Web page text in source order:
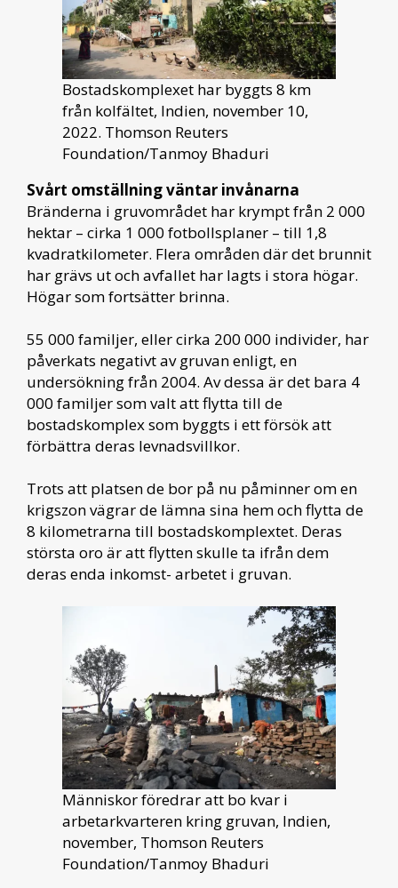
Bostadskomplexet har byggts 8 km
från kolfältet, Indien, november 10,
2022. Thomson Reuters
Foundation/Tanmoy Bhaduri
Svårt omställning väntar invånarna
Bränderna i gruvområdet har krympt från 2 000
hektar – cirka 1 000 fotbollsplaner – till 1,8
kvadratkilometer. Flera områden där det brunnit
har grävs ut och avfallet har lagts i stora högar.
Högar som fortsätter brinna.
55 000 familjer, eller cirka 200 000 individer, har
påverkats negativt av gruvan enligt, en
undersökning från 2004. Av dessa är det bara 4
000 familjer som valt att flytta till de
bostadskomplex som byggts i ett försök att
förbättra deras levnadsvillkor.
Trots att platsen de bor på nu påminner om en
krigszon vägrar de lämna sina hem och flytta de
8 kilometrarna till bostadskomplextet. Deras
största oro är att flytten skulle ta ifrån dem
deras enda inkomst- arbetet i gruvan.
Människor föredrar att bo kvar i
arbetarkvarteren kring gruvan, Indien,
november, Thomson Reuters
Foundation/Tanmoy Bhaduri